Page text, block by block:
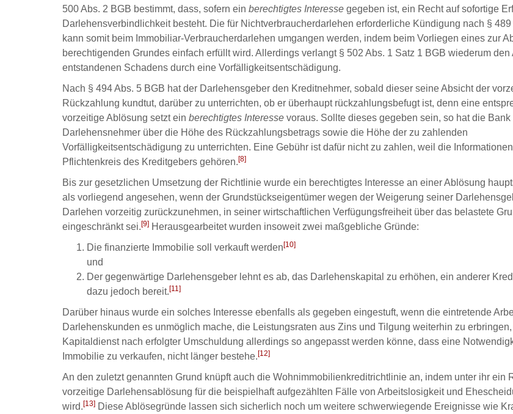
500 Abs. 2 BGB bestimmt, dass, sofern ein berechtigtes Interesse gegeben ist, ein Recht auf sofortige
Darlehensverbindlichkeit besteht. Die für Nichtverbraucherdarlehen erforderliche Kündigung nach § 489
kann somit beim Immobiliar-Verbraucherdarlehen umgangen werden, indem beim Vorliegen eines zur
berechtigenden Grundes einfach erfüllt wird. Allerdings verlangt § 502 Abs. 1 Satz 1 BGB wiederum
entstandenen Schadens durch eine Vorfälligkeitsentschädigung.
Nach § 494 Abs. 5 BGB hat der Darlehensgeber den Kreditnehmer, sobald dieser seine Absicht der
Rückzahlung kundtut, darüber zu unterrichten, ob er überhaupt rückzahlungsbefugt ist, denn eine
vorzeitige Ablösung setzt ein berechtigtes Interesse voraus. Sollte dieses gegeben sein, so hat die Bank
Darlehensnehmer über die Höhe des Rückzahlungsbetrags sowie die Höhe der zu zahlenden
Vorfälligkeitsentschädigung zu unterrichten. Eine Gebühr ist dafür nicht zu zahlen, weil die
Pflichtenkreis des Kreditgebers gehören.[8]
Bis zur gesetzlichen Umsetzung der Richtlinie wurde ein berechtigtes Interesse an einer Ablösung
als vorliegend angesehen, wenn der Grundstückseigentümer wegen der Weigerung seiner
Darlehen vorzeitig zurückzunehmen, in seiner wirtschaftlichen Verfügungsfreiheit über das belastete
eingeschränkt sei.[9] Herausgearbeitet wurden insoweit zwei maßgebliche Gründe:
Die finanzierte Immobilie soll verkauft werden[10]
und
Der gegenwärtige Darlehensgeber lehnt es ab, das Darlehenskapital zu erhöhen, ein anderer
dazu jedoch bereit.[11]
Darüber hinaus wurde ein solches Interesse ebenfalls als gegeben eingestuft, wenn die eintretende
Darlehenskunden es unmöglich mache, die Leistungsraten aus Zins und Tilgung weiterhin zu
Kapitaldienst nach erfolgter Umschuldung allerdings so angepasst werden könne, dass eine
Immobilie zu verkaufen, nicht länger bestehe.[12]
An den zuletzt genannten Grund knüpft auch die Wohnimmobilienkreditrichtlinie an, indem unter ihr ein
vorzeitige Darlehensablösung für die beispielhaft aufgezählten Fälle von Arbeitslosigkeit und
wird.[13] Diese Ablösegründe lassen sich sicherlich noch um weitere schwerwiegende Ereignisse wie